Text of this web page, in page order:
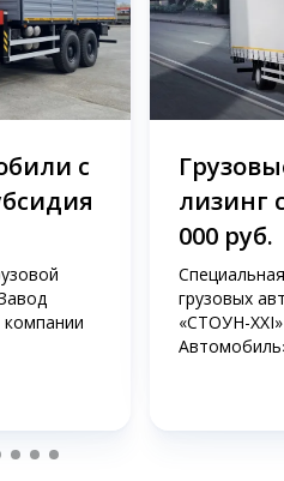
с
лизинг
000 руб.
грузовых
«СТОУН-